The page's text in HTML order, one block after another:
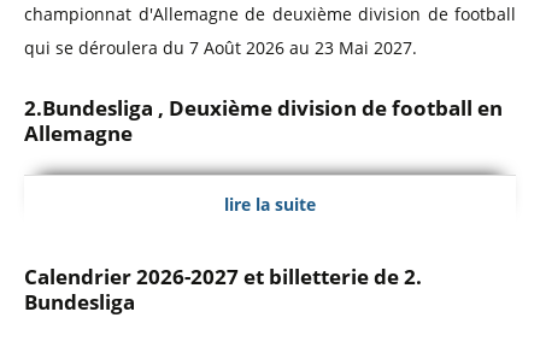
championnat d'Allemagne de deuxième division de football
qui se déroulera du 7 Août 2026 au 23 Mai 2027.
2.Bundesliga , Deuxième division de football en
Allemagne
lire la suite
Calendrier 2026-2027 et billetterie de 2.
Bundesliga